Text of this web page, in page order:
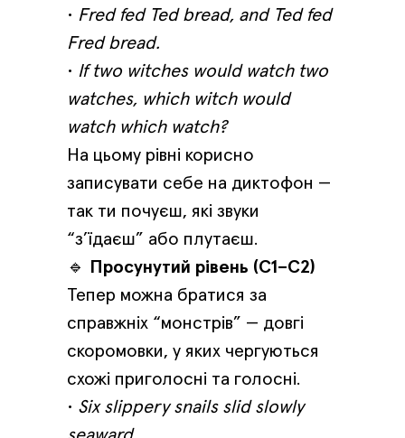
• Fred fed Ted bread, and Ted fed
Fred bread.
• If two witches would watch two
watches, which witch would
watch which watch?
На цьому рівні корисно
записувати себе на диктофон —
так ти почуєш, які звуки
“з’їдаєш” або плутаєш.
🔹
Просунутий рівень (C1–C2)
Тепер можна братися за
справжніх “монстрів” — довгі
скоромовки, у яких чергуються
схожі приголосні та голосні.
• Six slippery snails slid slowly